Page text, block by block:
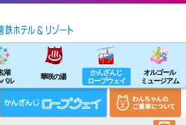
湖
ル
華咲の湯
かんざんじ
ロープウェイ
オルゴール
ミュージアム